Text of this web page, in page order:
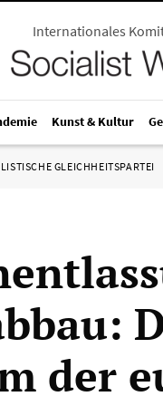
Internationales
Kunst & Kultur
GLEICHHEITSPARTEI
der